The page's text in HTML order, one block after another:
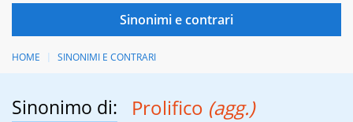
HOME SINONIMI E CONTRARI
Sinonimo di: Prolifico (agg.)